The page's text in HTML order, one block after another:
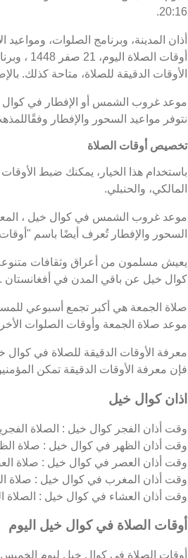
20:16.
أذان المدينة، وبرنامج الصلوات،
الأوقات الدقيقة للصلاة، متاحة كذلك.
نتوفر مواعيد السحور والإفطار
تخصيص أوقات الصلاة
باستخدام هذا الخيار، يمكنك ضبط
المالكي، والحنبلي.
السحور والإفطار تُعرف أيضًا باسم
يعيش مسلمون من أعراق وثقافات
كوال خيل عن باقي المدن في أفغانستان .
صلاة الجمعة هي أكبر تجمع أسبوعي
موعد صلاة الجمعة وأوقات الصلوات
معرفة الأوقات الدقيقة للصلاة في
فإن معرفة الأوقات الدقيقة تمكن
اذان كوال خيل
وقت أذان الفجر كوال خيل : الصلاة
وقت أذان الظهر في كوال خيل : صلاة
وقت أذان العصر في كوال خيل : صلاة
وقت أذان المغرب في كوال خيل : صلاة
وقت أذان العشاء في كوال خيل : الصلاة
أوقات الصلاة في كوال خيل اليوم
أوقات الصلاة في كوال خيل ليوم الخميس 06/08/2026 كالتالي :